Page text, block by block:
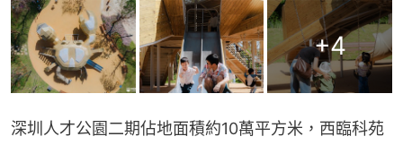
+4
深圳人才公園二期佔地面積約10萬平方米，西臨科苑